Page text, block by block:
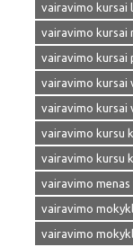
vairavimo kursai
vairavimo kursai
vairavimo kursai
vairavimo kursai
vairavimo kursai
vairavimo kursu
vairavimo kursu
vairavimo menas
vairavimo
vairavimo